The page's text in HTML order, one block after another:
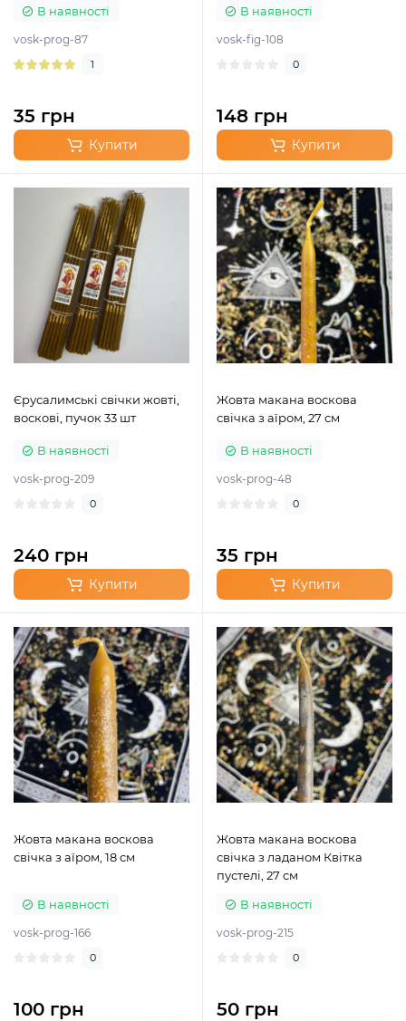
В наявності
vosk-prog-87
1
35 грн
Купити
В наявності
vosk-fig-108
0
148 грн
Купити
Єрусалимські свічки жовті,
воскові, пучок 33 шт
В наявності
vosk-prog-209
0
240 грн
Купити
Жовта макана воскова
свічка з аїром, 27 см
В наявності
vosk-prog-48
0
35 грн
Купити
Жовта макана воскова
свічка з аїром, 18 см
В наявності
vosk-prog-166
0
100 грн
Жовта макана воскова
свічка з ладаном Квітка
пустелі, 27 см
В наявності
vosk-prog-215
0
50 грн